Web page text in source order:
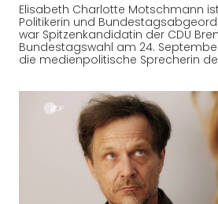
Elisabeth Charlotte Motschmann
Politikerin und
war Spitzenkandidatin der CDU
Bundestagswahl am 24.
die medienpolitische Sprecherin